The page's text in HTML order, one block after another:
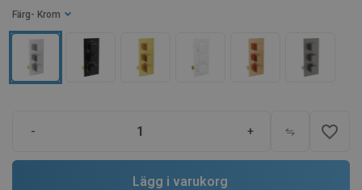
Färg - Krom
- + favorite_border
Lägg i varukorg